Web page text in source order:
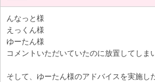
んなっと様
えっくん様
ゆーたん様
コメントいただいていたのに放置してしま
そして、ゆーたん様のアドバイスを実施し